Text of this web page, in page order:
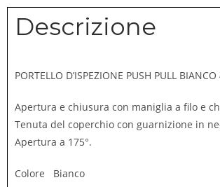
Descrizione
PORTELLO D’ISPEZIONE PUSH PULL
Apertura e chiusura con maniglia a filo e
Tenuta del coperchio con guarnizione in
Apertura a 175°.
Colore Bianco